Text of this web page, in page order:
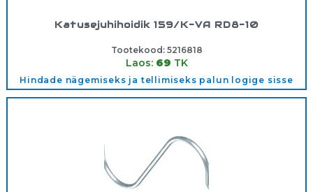
Katusejuhihoidik 159/K-VA RD8-10
Tootekood: 5216818
Laos: 69 TK
Hindade nägemiseks ja tellimiseks palun logige sisse